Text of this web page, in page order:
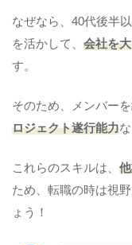
なぜなら、40代後半
を活かして、 会社を
す。
そのため、メンバー
ロジェクト遂行能力
これらのスキルは、
ため、転職の時は視
ょう！